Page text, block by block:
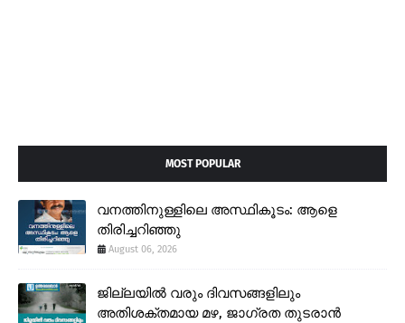
MOST POPULAR
വനത്തിനുള്ളിലെ അസ്ഥികൂടം: ആളെ
തിരിച്ചറിഞ്ഞു
August 06, 2026
ജില്ലയിൽ വരും ദിവസങ്ങളിലും
അതിശക്തമായ മഴ, ജാഗ്രത തുടരാൻ